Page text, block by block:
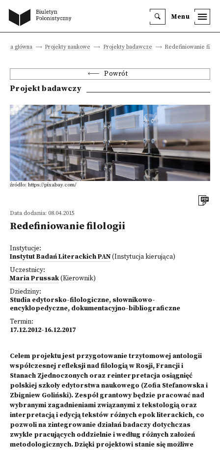
Menu
główna Projekty naukowe Projekty badawcze Redefiniowanie
Powrót
Projekt badawczy
źródło: https://pixabay.com/
Data dodania: 08.04.2015
Redefiniowanie filologii
Instytucje:
Instytut Badań Literackich PAN(Instytucja kierująca)
Uczestnicy:
Maria Prussak(Kierownik)
Dziedziny:
Studia edytorsko-filologiczne, słownikowo-
encyklopedyczne, dokumentacyjno-bibliograficzne
Termin:
17.12.2012-16.12.2017
Celem projektu jest przygotowanie trzytomowej antologii
współczesnej refleksji nad filologią w Rosji, Francji i
Stanach Zjednoczonych oraz reinterpretacja osiągnięć
polskiej szkoły edytorstwa naukowego (Zofia Stefanowska i
Zbigniew Goliński). Zespół grantowy będzie pracować nad
wybranymi zagadnieniami związanymi z tekstologią oraz
interpretacją i edycją tekstów różnych epok literackich, co
pozwoli na zintegrowanie działań badaczy dotychczas
zwykle pracujących oddzielnie i według różnych założeń
metodologicznych. Dzięki projektowi stanie się możliwe